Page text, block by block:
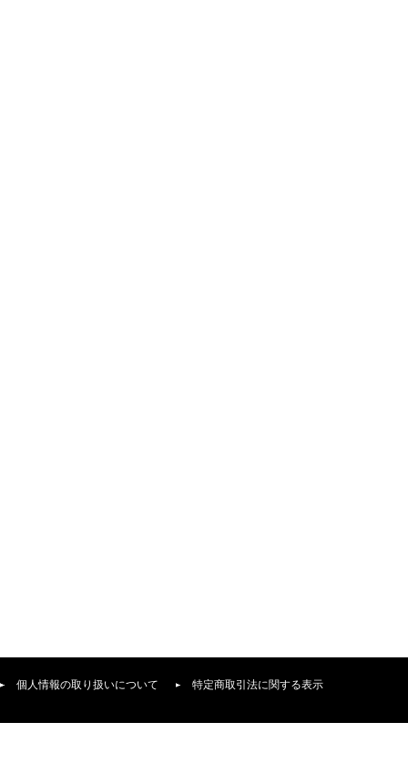
個人情報の取り扱いについて 特定商取引法に関する表示